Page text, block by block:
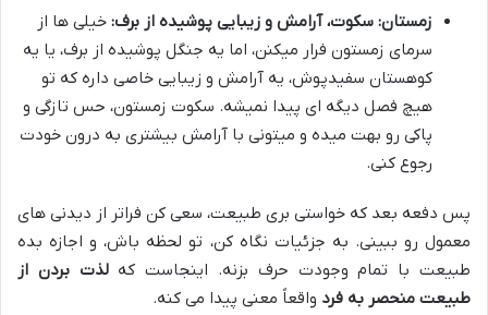
زمستان: سکوت، آرامش و زیبایی پوشیده از برف: خیلی ها از
سرمای زمستون فرار میکنن، اما یه جنگل پوشیده از برف، یا یه
کوهستان سفیدپوش، یه آرامش و زیبایی خاصی داره که تو
هیچ فصل دیگه ای پیدا نمیشه. سکوت زمستون، حس تازگی و
پاکی رو بهت میده و میتونی با آرامش بیشتری به درون خودت
رجوع کنی.
پس دفعه بعد که خواستی بری طبیعت، سعی کن فراتر از دیدنی های
معمول رو ببینی. به جزئیات نگاه کن، تو لحظه باش، و اجازه بده
طبیعت با تمام وجودت حرف بزنه. اینجاست کهلذت بردن از
طبیعت منحصر به فرد واقعاً معنی پیدا می کنه.